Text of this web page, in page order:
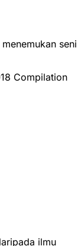
seni
Compilation
ilmu